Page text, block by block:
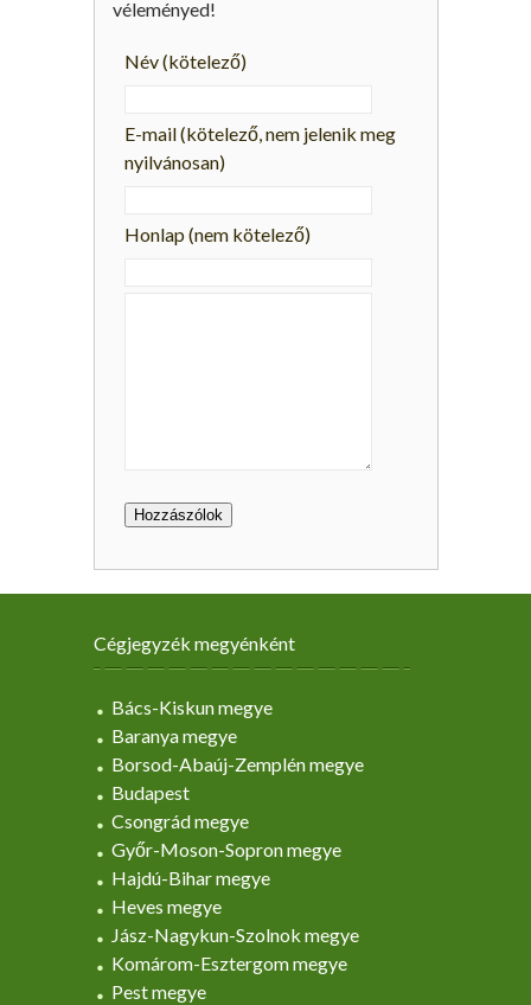
véleményed!
Név(kötelező)
E-mail(kötelező, nem jelenik meg
nyilvánosan)
Honlap (nem kötelező)
Cégjegyzék megyénként
Bács-Kiskun megye
Baranya megye
Borsod-Abaúj-Zemplén megye
Budapest
Csongrád megye
Győr-Moson-Sopron megye
Hajdú-Bihar megye
Heves megye
Jász-Nagykun-Szolnok megye
Komárom-Esztergom megye
Pest megye